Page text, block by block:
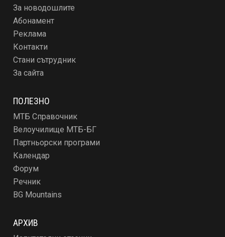
За новодошлите
Абонамент
Реклама
Контакти
Стани сътрудник
За сайта
ПОЛЕЗНО
МТБ Справочник
Велоучилище МТБ-БГ
Партньорски програми
Календар
Форум
Речник
BG Mountains
АРХИВ